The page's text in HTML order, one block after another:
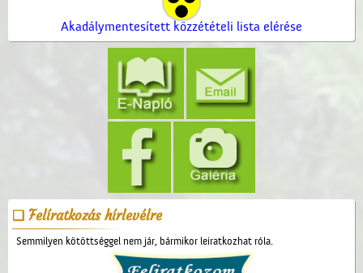
Akadálymentesített közzétételi lista elérése
Felíratkozás hírlevélre
Semmilyen kötöttséggel nem jár, bármikor leiratkozhat róla.